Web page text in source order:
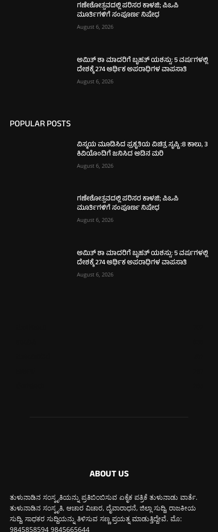
ಗಣೇಶೋತ್ಸವದಲ್ಲಿ ಪರಿಸರ ಕಾಳಜಿ; ಪಿಒಪಿ
ಮೂರ್ತಿಗಳಿಗೆ ಸಂಪೂರ್ಣ ನಿಷೇಧ
August 6, 2026
ಅಮಿತ್ ಶಾ ಮಾದರಿಗೆ ಬೃಹತ್ ಯಶಸ್ಸು: 5 ವರ್ಷಗಳಲ್ಲಿ
ದೇಶಕ್ಕೆ 274 ಆರ್ಥಿಕ ಅಪರಾಧಿಗಳ ವಾಪಸಾತಿ
August 6, 2026
POPULAR POSTS
ವಿಸ್ಮಯ ಮೂಡಿಸಿದ ಪ್ರಕೃತಿಯ ವಿಚಿತ್ರ ಸೃಷ್ಟಿ :8 ಕಾಲು, 3
ಕಿವಿಯೊಂದಿಗೆ ಜನಿಸಿದ ಆಡಿನ ಮರಿ
August 6, 2026
ಗಣೇಶೋತ್ಸವದಲ್ಲಿ ಪರಿಸರ ಕಾಳಜಿ; ಪಿಒಪಿ
ಮೂರ್ತಿಗಳಿಗೆ ಸಂಪೂರ್ಣ ನಿಷೇಧ
August 6, 2026
ಅಮಿತ್ ಶಾ ಮಾದರಿಗೆ ಬೃಹತ್ ಯಶಸ್ಸು: 5 ವರ್ಷಗಳಲ್ಲಿ
ದೇಶಕ್ಕೆ 274 ಆರ್ಥಿಕ ಅಪರಾಧಿಗಳ ವಾಪಸಾತಿ
August 6, 2026
ABOUT US
ತುಳುನಾಡಿನ ಸಂಸ್ಕೃತಿಯನ್ನು ಪ್ರತಿಬಿಂಬಿಸುವ ಏಕೈಕ ಪತ್ರಿಕೆ ತುಳುನಾಡು ವಾರ್ತೆ.
ತುಳುನಾಡಿನ ಸಂಸ್ಕೃತಿ, ಆಚಾರ ವಿಚಾರ, ದೈವಾರಾಧನೆ, ಜಿಲ್ಲಾ ಸುದ್ದಿ, ರಾಜಕೀಯ
ಸುದ್ದಿ, ಸಾಧಕರ ಸುದ್ದಿಯನ್ನು ತಿಳಿಸುವ ಸಣ್ಣ ಪ್ರಯತ್ನ ಮಾಡುತ್ತಿದ್ದೇವೆ. ಮೊ:
9845858594 9845665644